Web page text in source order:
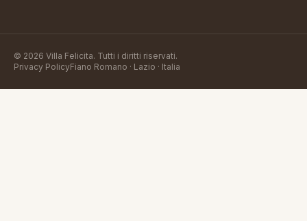
© 2026 Villa Felicita. Tutti i diritti riservati.
Privacy PolicyFiano Romano · Lazio · Italia